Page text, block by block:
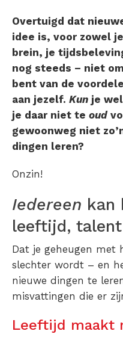
Overtuigd dat
idee is, voor zowel
brein, je
nog steeds – niet
bent van de
aan jezelf. Kun je
je daar niet te oud
gewoonweg niet
dingen leren?
Onzin!
Iedereen kan
leeftijd,
Dat je geheugen met
slechter wordt – en
nieuwe dingen te
misvattingen die er
Leeftijd maakt